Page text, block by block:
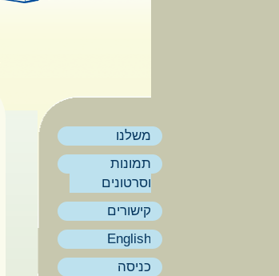
משלנו
תמונות
וסרטונים
קישורים
English
כניסה